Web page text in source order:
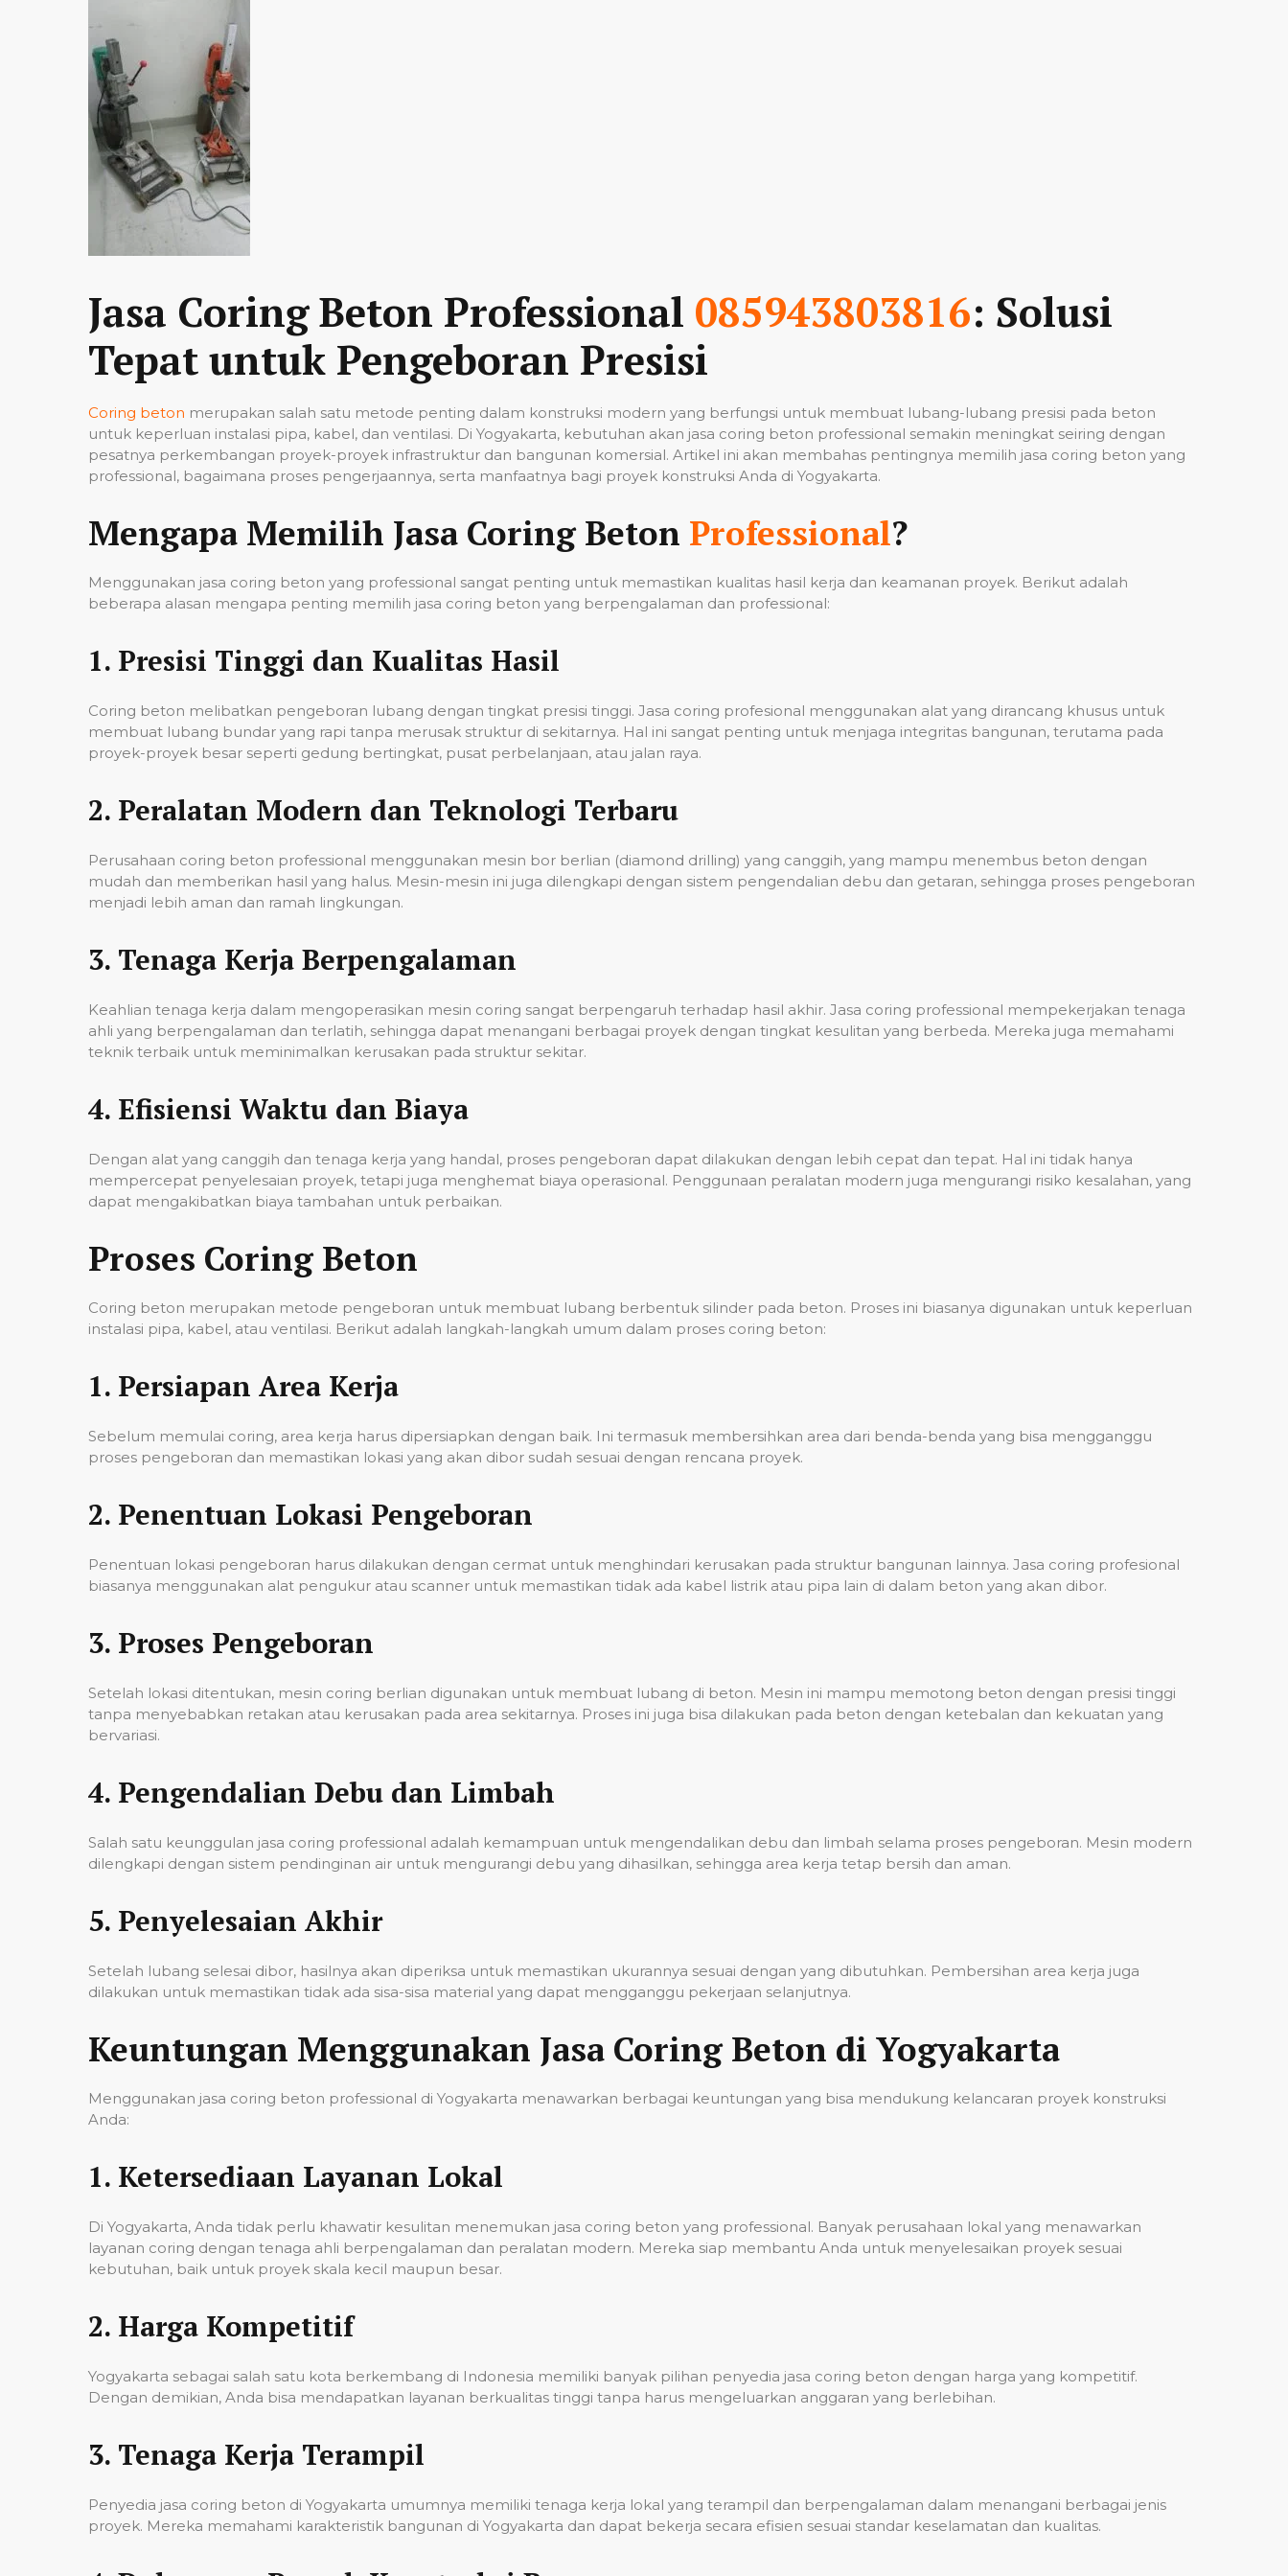
Jasa Coring Beton Professional 085943803816: Solusi
Tepat untuk Pengeboran Presisi
Coring beton merupakan salah satu metode penting dalam konstruksi modern yang berfungsi untuk membuat lubang-lubang presisi pada beton
untuk keperluan instalasi pipa, kabel, dan ventilasi. Di Yogyakarta, kebutuhan akan jasa coring beton professional semakin meningkat seiring dengan
pesatnya perkembangan proyek-proyek infrastruktur dan bangunan komersial. Artikel ini akan membahas pentingnya memilih jasa coring beton yang
professional, bagaimana proses pengerjaannya, serta manfaatnya bagi proyek konstruksi Anda di Yogyakarta.
Mengapa Memilih Jasa Coring Beton Professional?
Menggunakan jasa coring beton yang professional sangat penting untuk memastikan kualitas hasil kerja dan keamanan proyek. Berikut adalah
beberapa alasan mengapa penting memilih jasa coring beton yang berpengalaman dan professional:
1. Presisi Tinggi dan Kualitas Hasil
Coring beton melibatkan pengeboran lubang dengan tingkat presisi tinggi. Jasa coring profesional menggunakan alat yang dirancang khusus untuk
membuat lubang bundar yang rapi tanpa merusak struktur di sekitarnya. Hal ini sangat penting untuk menjaga integritas bangunan, terutama pada
proyek-proyek besar seperti gedung bertingkat, pusat perbelanjaan, atau jalan raya.
2. Peralatan Modern dan Teknologi Terbaru
Perusahaan coring beton professional menggunakan mesin bor berlian (diamond drilling) yang canggih, yang mampu menembus beton dengan
mudah dan memberikan hasil yang halus. Mesin-mesin ini juga dilengkapi dengan sistem pengendalian debu dan getaran, sehingga proses pengeboran
menjadi lebih aman dan ramah lingkungan.
3. Tenaga Kerja Berpengalaman
Keahlian tenaga kerja dalam mengoperasikan mesin coring sangat berpengaruh terhadap hasil akhir. Jasa coring professional mempekerjakan tenaga
ahli yang berpengalaman dan terlatih, sehingga dapat menangani berbagai proyek dengan tingkat kesulitan yang berbeda. Mereka juga memahami
teknik terbaik untuk meminimalkan kerusakan pada struktur sekitar.
4. Efisiensi Waktu dan Biaya
Dengan alat yang canggih dan tenaga kerja yang handal, proses pengeboran dapat dilakukan dengan lebih cepat dan tepat. Hal ini tidak hanya
mempercepat penyelesaian proyek, tetapi juga menghemat biaya operasional. Penggunaan peralatan modern juga mengurangi risiko kesalahan, yang
dapat mengakibatkan biaya tambahan untuk perbaikan.
Proses Coring Beton
Coring beton merupakan metode pengeboran untuk membuat lubang berbentuk silinder pada beton. Proses ini biasanya digunakan untuk keperluan
instalasi pipa, kabel, atau ventilasi. Berikut adalah langkah-langkah umum dalam proses coring beton:
1. Persiapan Area Kerja
Sebelum memulai coring, area kerja harus dipersiapkan dengan baik. Ini termasuk membersihkan area dari benda-benda yang bisa mengganggu
proses pengeboran dan memastikan lokasi yang akan dibor sudah sesuai dengan rencana proyek.
2. Penentuan Lokasi Pengeboran
Penentuan lokasi pengeboran harus dilakukan dengan cermat untuk menghindari kerusakan pada struktur bangunan lainnya. Jasa coring profesional
biasanya menggunakan alat pengukur atau scanner untuk memastikan tidak ada kabel listrik atau pipa lain di dalam beton yang akan dibor.
3. Proses Pengeboran
Setelah lokasi ditentukan, mesin coring berlian digunakan untuk membuat lubang di beton. Mesin ini mampu memotong beton dengan presisi tinggi
tanpa menyebabkan retakan atau kerusakan pada area sekitarnya. Proses ini juga bisa dilakukan pada beton dengan ketebalan dan kekuatan yang
bervariasi.
4. Pengendalian Debu dan Limbah
Salah satu keunggulan jasa coring professional adalah kemampuan untuk mengendalikan debu dan limbah selama proses pengeboran. Mesin modern
dilengkapi dengan sistem pendinginan air untuk mengurangi debu yang dihasilkan, sehingga area kerja tetap bersih dan aman.
5. Penyelesaian Akhir
Setelah lubang selesai dibor, hasilnya akan diperiksa untuk memastikan ukurannya sesuai dengan yang dibutuhkan. Pembersihan area kerja juga
dilakukan untuk memastikan tidak ada sisa-sisa material yang dapat mengganggu pekerjaan selanjutnya.
Keuntungan Menggunakan Jasa Coring Beton di Yogyakarta
Menggunakan jasa coring beton professional di Yogyakarta menawarkan berbagai keuntungan yang bisa mendukung kelancaran proyek konstruksi
Anda:
1. Ketersediaan Layanan Lokal
Di Yogyakarta, Anda tidak perlu khawatir kesulitan menemukan jasa coring beton yang professional. Banyak perusahaan lokal yang menawarkan
layanan coring dengan tenaga ahli berpengalaman dan peralatan modern. Mereka siap membantu Anda untuk menyelesaikan proyek sesuai
kebutuhan, baik untuk proyek skala kecil maupun besar.
2. Harga Kompetitif
Yogyakarta sebagai salah satu kota berkembang di Indonesia memiliki banyak pilihan penyedia jasa coring beton dengan harga yang kompetitif.
Dengan demikian, Anda bisa mendapatkan layanan berkualitas tinggi tanpa harus mengeluarkan anggaran yang berlebihan.
3. Tenaga Kerja Terampil
Penyedia jasa coring beton di Yogyakarta umumnya memiliki tenaga kerja lokal yang terampil dan berpengalaman dalam menangani berbagai jenis
proyek. Mereka memahami karakteristik bangunan di Yogyakarta dan dapat bekerja secara efisien sesuai standar keselamatan dan kualitas.